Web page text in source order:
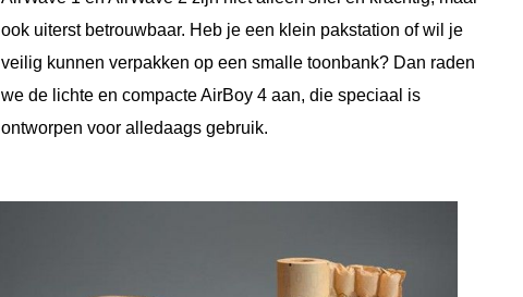
ook uiterst betrouwbaar. Heb je een klein pakstation of wil je
veilig kunnen verpakken op een smalle toonbank? Dan raden
we de lichte en compacte AirBoy 4 aan, die speciaal is
ontworpen voor alledaags gebruik.